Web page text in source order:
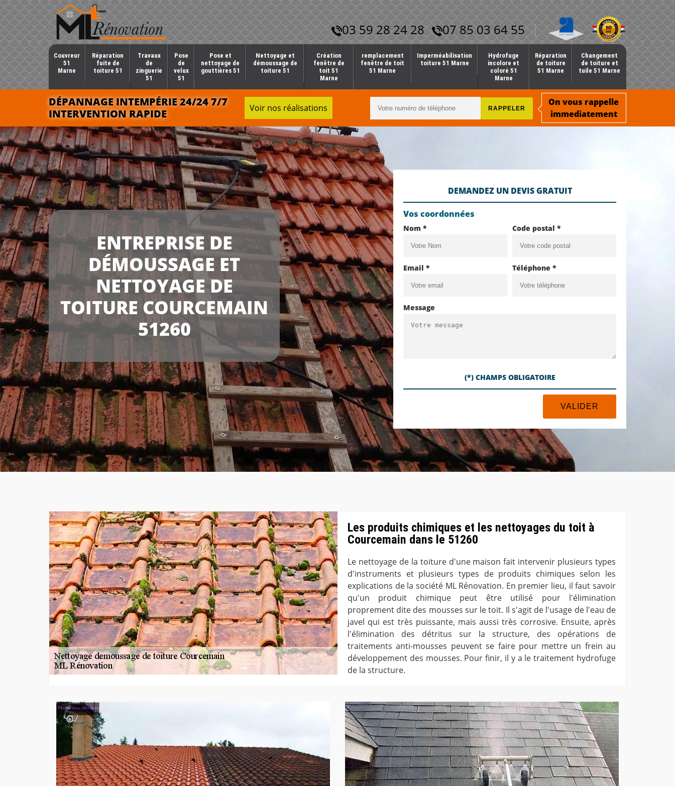
03 59 28 24 28 07 85 03 64 55
Couvreur
51
Marne
Réparation
fuite de
toiture 51
Travaux
de
zinguerie
51
Pose
de
velux
51
Pose et
nettoyage de
gouttières 51
Nettoyage et
démoussage de
toiture 51
Création
fenêtre de
toit 51
Marne
remplacement
fenêtre de toit
51 Marne
Imperméabilisation
toiture 51 Marne
Hydrofuge
incolore et
coloré 51
Marne
Réparation
de toiture
51 Marne
Changement
de toiture et
tuile 51 Marne
DÉPANNAGE INTEMPÉRIE 24/24 7/7
INTERVENTION RAPIDE
Voir nos réalisations
On vous rappelle
immediatement
ENTREPRISE DE
DÉMOUSSAGE ET
NETTOYAGE DE
TOITURE COURCEMAIN
51260
DEMANDEZ UN DEVIS GRATUIT
Vos coordonnées
Nom * Code postal *
Email * Téléphone *
Message
(*) CHAMPS OBLIGATOIRE
Les produits chimiques et les nettoyages du toit à
Courcemain dans le 51260
Le nettoyage de la toiture d'une maison fait intervenir plusieurs types
d'instruments et plusieurs types de produits chimiques selon les
explications de la société ML Rénovation. En premier lieu, il faut savoir
qu'un produit chimique peut être utilisé pour l'élimination
proprement dite des mousses sur le toit. Il s'agit de l'usage de l'eau de
javel qui est très puissante, mais aussi très corrosive. Ensuite, après
l'élimination des détritus sur la structure, des opérations de
traitements anti-mousses peuvent se faire pour mettre un frein au
développement des mousses. Pour finir, il y a le traitement hydrofuge
de la structure.